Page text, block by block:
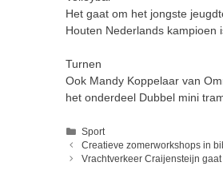
Het gaat om het jongste
Houten Nederlands kampioen
Turnen
Ook Mandy Koppelaar van
het onderdeel Dubbel mini
Categorieën
Sport
Creatieve zomerworkshops in
Vrachtverkeer Craijensteijn